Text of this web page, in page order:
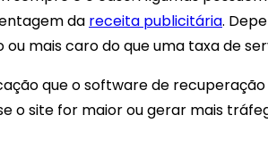
da receita publicitária.
mais caro do que uma taxa de
que o software de
o site for maior ou gerar mais